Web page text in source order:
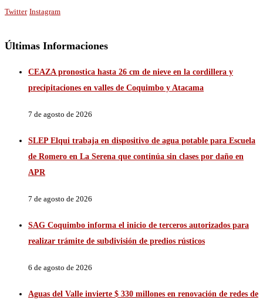
Twitter Instagram
Últimas Informaciones
CEAZA pronostica hasta 26 cm de nieve en la cordillera y
precipitaciones en valles de Coquimbo y Atacama
7 de agosto de 2026
SLEP Elqui trabaja en dispositivo de agua potable para Escuela
de Romero en La Serena que continúa sin clases por daño en
APR
7 de agosto de 2026
SAG Coquimbo informa el inicio de terceros autorizados para
realizar trámite de subdivisión de predios rústicos
6 de agosto de 2026
Aguas del Valle invierte $ 330 millones en renovación de redes de